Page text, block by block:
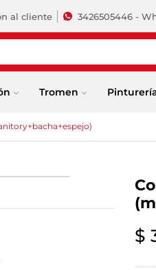
al cliente 3426505446 -
Tromen
$